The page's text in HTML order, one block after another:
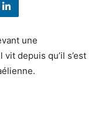
une
depuis qu’il s’est